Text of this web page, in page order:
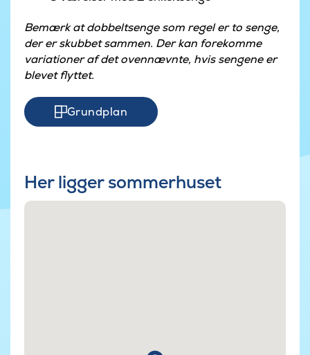
Bemærk at dobbeltsenge som regel er to senge,
der er skubbet sammen. Der kan forekomme
variationer af det ovennævnte, hvis sengene er
blevet flyttet.
Grundplan
Her ligger sommerhuset